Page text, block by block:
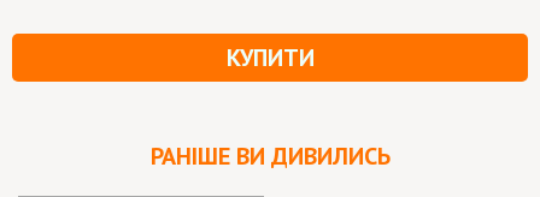
КУПИТИ
РАНІШЕ ВИ ДИВИЛИСЬ